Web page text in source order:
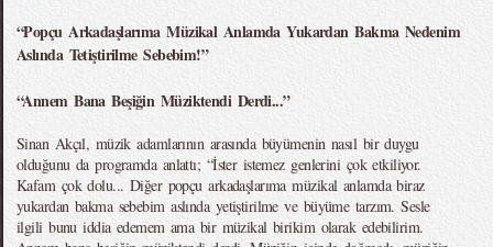
“Popçu Arkadaşlarıma Müzikal Anlamda Yukardan Bakma Nedenim
Aslında Tetiştirilme Sebebim!”
“Annem Bana Beşiğin Müziktendi Derdi...”
Sinan Akçıl, müzik adamlarının arasında büyümenin nasıl bir duygu
olduğunu da programda anlattı; “İster istemez genlerini çok etkiliyor.
Kafam çok dolu... Diğer popçu arkadaşlarıma müzikal anlamda biraz
yukardan bakma sebebim aslında yetiştirilme ve büyüme tarzım. Sesle
ilgili bunu iddia edemem ama bir müzikal birikim olarak edebilirim.